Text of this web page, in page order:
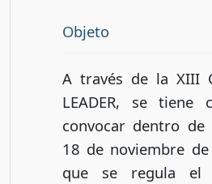
Objeto
A través de la XIII
LEADER, se tiene
convocar dentro
18 de noviembre
que se regula el